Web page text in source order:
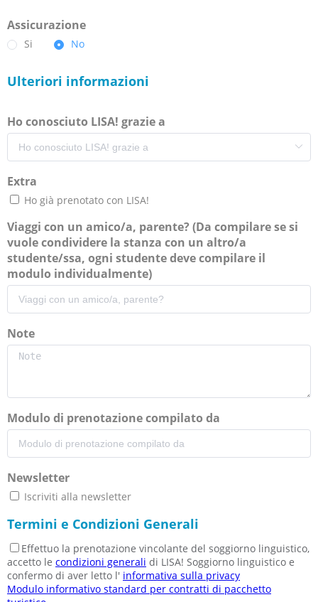
Assicurazione
Si No
Ulteriori informazioni
Ho conosciuto LISA! grazie a
Extra
Ho già prenotato con LISA!
Viaggi con un amico/a, parente? (Da compilare se si
vuole condividere la stanza con un altro/a
studente/ssa, ogni studente deve compilare il
modulo individualmente)
Note
Modulo di prenotazione compilato da
Newsletter
Iscriviti alla newsletter
Termini e Condizioni Generali
Effettuo la prenotazione vincolante del soggiorno linguistico,
accetto le condizioni generali di LISA! Soggiorno linguistico e
confermo di aver letto l' informativa sulla privacy
Modulo informativo standard per contratti di pacchetto